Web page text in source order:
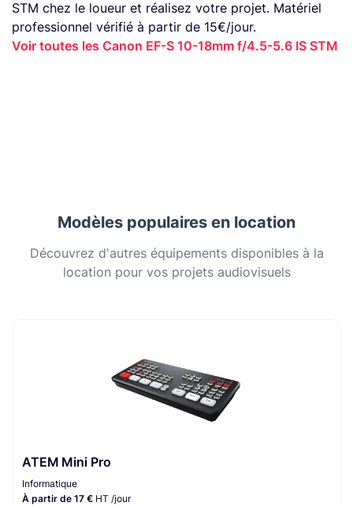
STM chez le loueur et réalisez votre projet. Matériel
professionnel vérifié à partir de 15€/jour.
Voir toutes les Canon EF-S 10-18mm f/4.5-5.6 IS STM
Modèles populaires en location
Découvrez d'autres équipements disponibles à la
location pour vos projets audiovisuels
ATEM Mini Pro
Informatique
À partir de 17 € HT /jour